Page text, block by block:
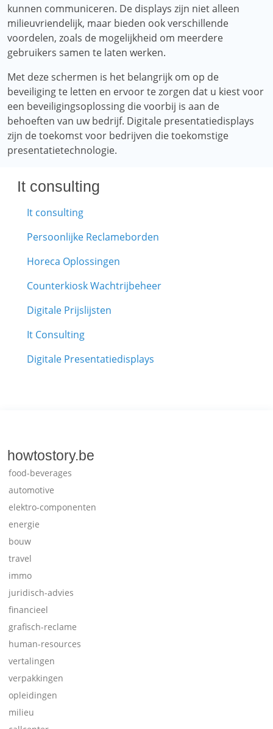
kunnen communiceren. De displays zijn niet alleen
milieuvriendelijk, maar bieden ook verschillende
voordelen, zoals de mogelijkheid om meerdere
gebruikers samen te laten werken.
Met deze schermen is het belangrijk om op de
beveiliging te letten en ervoor te zorgen dat u kiest voor
een beveiligingsoplossing die voorbij is aan de
behoeften van uw bedrijf. Digitale presentatiedisplays
zijn de toekomst voor bedrijven die toekomstige
presentatietechnologie.
It consulting
It consulting
Persoonlijke Reclameborden
Horeca Oplossingen
Counterkiosk Wachtrijbeheer
Digitale Prijslijsten
It Consulting
Digitale Presentatiedisplays
howtostory.be
food-beverages
automotive
elektro-componenten
energie
bouw
travel
immo
juridisch-advies
financieel
grafisch-reclame
human-resources
vertalingen
verpakkingen
opleidingen
milieu